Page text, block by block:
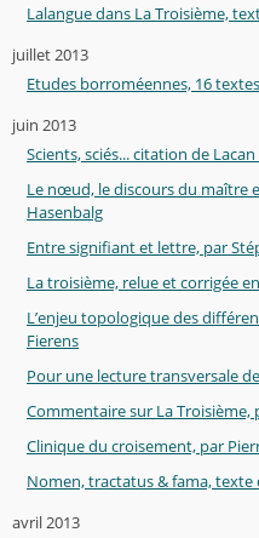
Lalangue dans La Troisième,
juillet 2013
Etudes borroméennes, 16
juin 2013
Scients, sciés... citation de
Le nœud, le discours du maître
Hasenbalg
Entre signifiant et lettre, par
La troisième, relue et corrigée
L’enjeu topologique des
Fierens
Pour une lecture transversale
Commentaire sur La Troisième,
Clinique du croisement, par
Nomen, tractatus & fama, texte
avril 2013